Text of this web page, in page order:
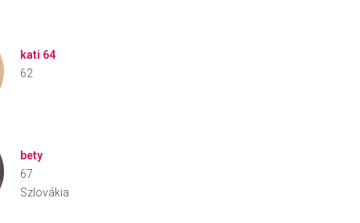
kati 64
62
bety
67
Szlovákia